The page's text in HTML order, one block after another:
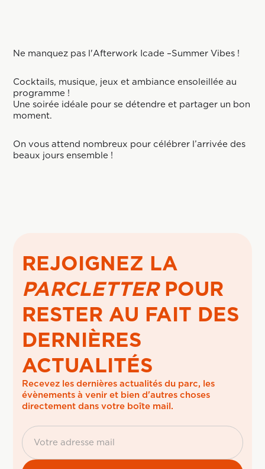
Ne manquez pas l'Afterwork Icade –Summer Vibes !
Cocktails, musique, jeux et ambiance ensoleillée au
programme !
Une soirée idéale pour se détendre et partager un bon
moment.
On vous attend nombreux pour célébrer l’arrivée des
beaux jours ensemble !
REJOIGNEZ LA
PARCLETTERPOUR
RESTER AU FAIT DES
DERNIÈRES
ACTUALITÉS
Recevez les dernières actualités du parc, les
évènements à venir et bien d'autres choses
directement dans votre boîte mail.